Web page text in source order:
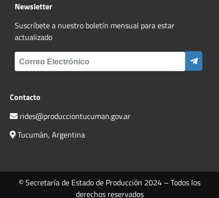
Newsletter
Suscríbete a nuestro boletín mensual para estar
actualizado
Contacto
rides@producciontucuman.gov.ar
Tucumán, Argentina
© Secretaría de Estado de Producción 2024 – Todos los
derechos reservados